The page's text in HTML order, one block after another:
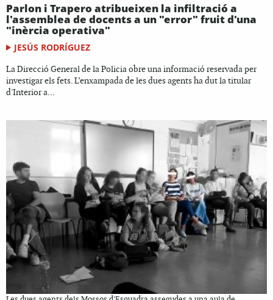
Parlon i Trapero atribueixen la infiltració a
l'assemblea de docents a un "error" fruit d'una
"inèrcia operativa"
JESÚS RODRÍGUEZ
La Direcció General de la Policia obre una informació reservada per
investigar els fets. L’enxampada de les dues agents ha dut la titular
d'Interior a...